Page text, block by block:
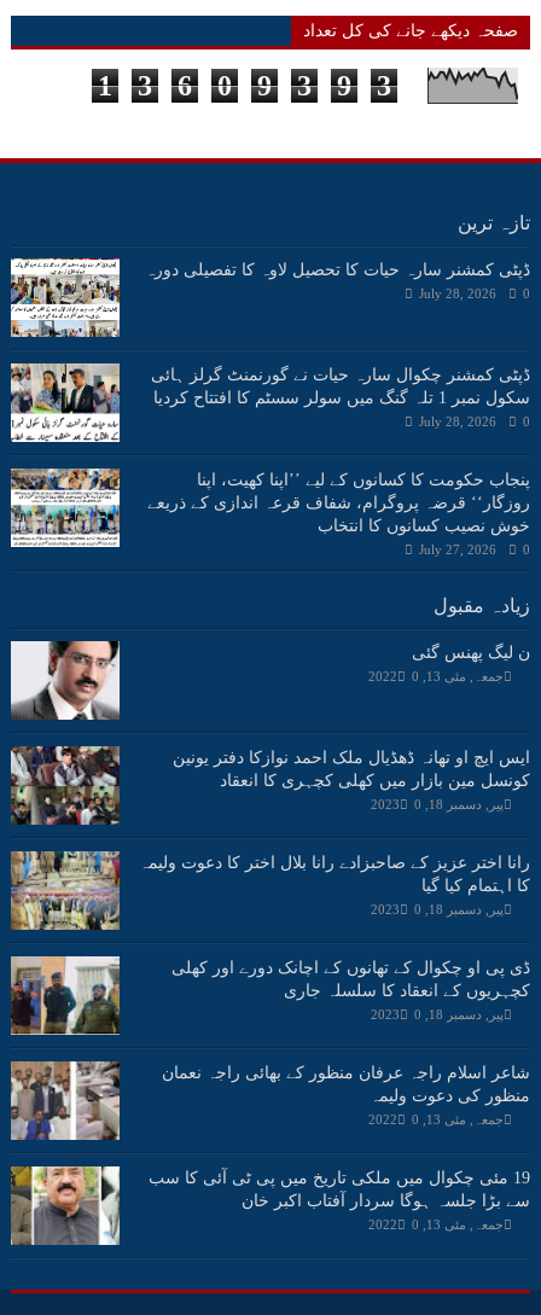
صفحہ دیکھے جانے کی کل تعداد
1 3 6 0 9 3 9 3
تازہ ترین
ڈپٹی کمشنر سارہ حیات کا تحصیل لاوہ کا تفصیلی دورہ
July 28, 2026 0
ڈپٹی کمشنر چکوال سارہ حیات نے گورنمنٹ گرلز ہائی
سکول نمبر 1 تلہ گنگ میں سولر سسٹم کا افتتاح کردیا
July 28, 2026 0
پنجاب حکومت کا کسانوں کے لیے ’’اپنا کھیت، اپنا
روزگار‘‘ قرضہ پروگرام، شفاف قرعہ اندازی کے ذریعے
خوش نصیب کسانوں کا انتخاب
July 27, 2026 0
زیادہ مقبول
ن لیگ پھنس گئی
جمعہ, مئی 13, 2022 0
ایس ایچ او تھانہ ڈھڈیال ملک احمد نوازکا دفتر یونین
کونسل مین بازار میں کھلی کچہری کا انعقاد
پیر, دسمبر 18, 2023 0
رانا اختر عزیز کے صاحبزادے رانا بلال اختر کا دعوت ولیمہ
کا اہتمام کیا گیا
پیر, دسمبر 18, 2023 0
ڈی پی او چکوال کے تھانوں کے اچانک دورے اور کھلی
کچہریوں کے انعقاد کا سلسلہ جاری
پیر, دسمبر 18, 2023 0
شاعر اسلام راجہ عرفان منظور کے بھائی راجہ نعمان
منظور کی دعوت ولیمہ
جمعہ, مئی 13, 2022 0
19 مئی چکوال میں ملکی تاریخ میں پی ٹی آئی کا سب
سے بڑا جلسہ ہوگا سردار آفتاب اکبر خان
جمعہ, مئی 13, 2022 0